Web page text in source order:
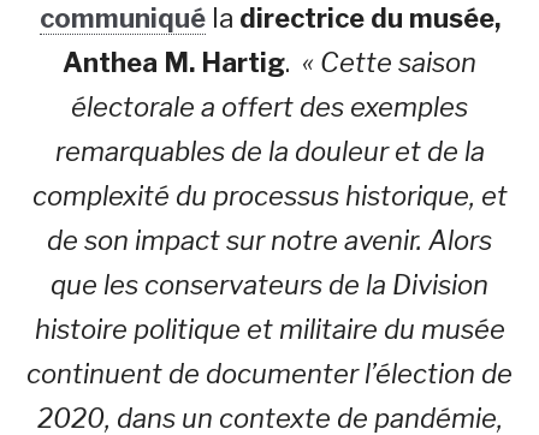
communiquéla directrice du musée,
Anthea M. Hartig. « Cette saison
électorale a offert des exemples
remarquables de la douleur et de la
complexité du processus historique, et
de son impact sur notre avenir. Alors
que les conservateurs de la Division
histoire politique et militaire du musée
continuent de documenter l’élection de
2020, dans un contexte de pandémie,